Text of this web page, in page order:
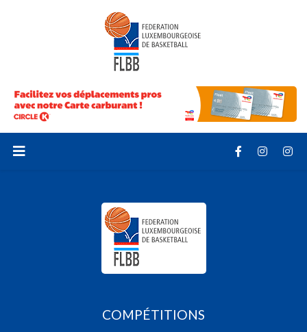
COMPÉTITIONS